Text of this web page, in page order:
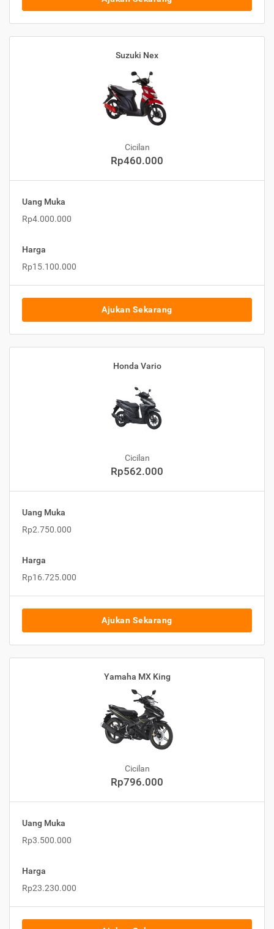
Suzuki Nex
Cicilan
Rp460.000
Uang Muka
Rp4.000.000
Harga
Rp15.100.000
Ajukan Sekarang
Honda Vario
Cicilan
Rp562.000
Uang Muka
Rp2.750.000
Harga
Rp16.725.000
Ajukan Sekarang
Yamaha MX King
Cicilan
Rp796.000
Uang Muka
Rp3.500.000
Harga
Rp23.230.000